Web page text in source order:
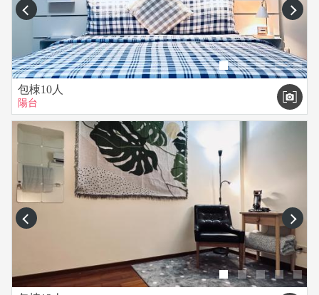
prev next
包棟10人
陽台
prev next